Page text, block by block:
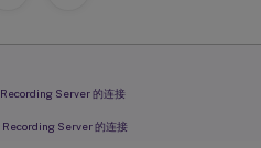
Server 的连接
Server 的连接